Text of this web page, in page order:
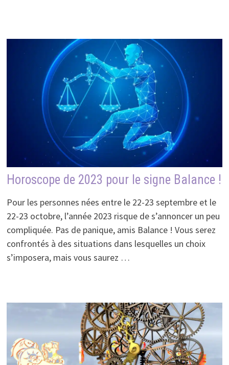
Horoscope de 2023 pour le signe Balance !
Pour les personnes nées entre le 22-23 septembre et le
22-23 octobre, l’année 2023 risque de s’annoncer un peu
compliquée. Pas de panique, amis Balance ! Vous serez
confrontés à des situations dans lesquelles un choix
s’imposera, mais vous saurez …